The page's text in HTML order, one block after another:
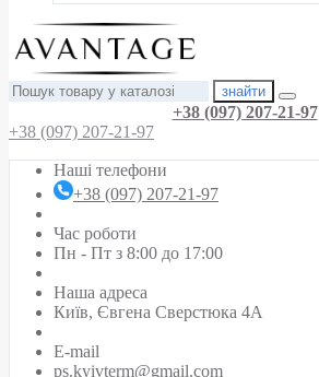
знайти
+38 (097) 207-21-97
+38 (097) 207-21-97
Наші телефони
+38 (097) 207-21-97
Час роботи
Пн - Пт з 8:00 до 17:00
Наша адреса
Київ, Євгена Сверстюка 4А
E-mail
ps.kyivterm@gmail.com